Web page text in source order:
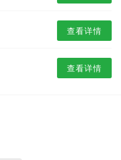
查看详情
查看详情